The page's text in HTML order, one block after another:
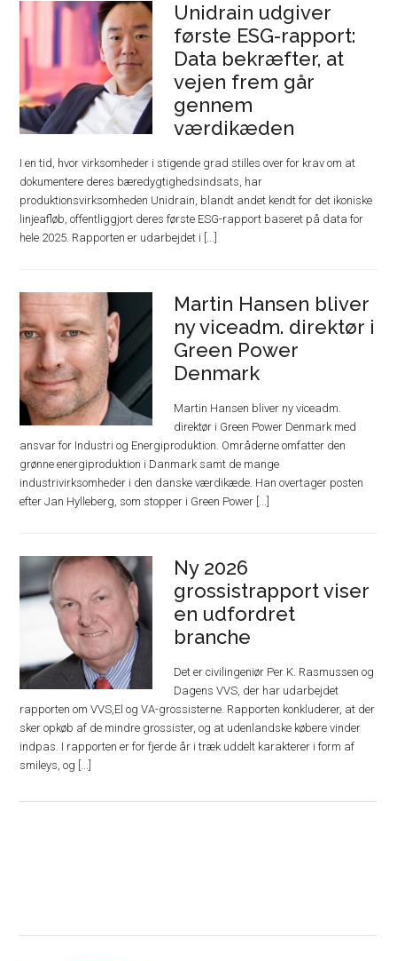
Unidrain udgiver
første ESG-rapport:
Data bekræfter, at
vejen frem går
gennem
værdikæden
I en tid, hvor virksomheder i stigende grad stilles over for krav om at
dokumentere deres bæredygtighedsindsats, har
produktionsvirksomheden Unidrain, blandt andet kendt for det ikoniske
linjeafløb, offentliggjort deres første ESG-rapport baseret på data for
hele 2025. Rapporten er udarbejdet i [...]
Martin Hansen bliver
ny viceadm. direktør i
Green Power
Denmark
Martin Hansen bliver ny viceadm.
direktør i Green Power Denmark med
ansvar for Industri og Energiproduktion. Områderne omfatter den
grønne energiproduktion i Danmark samt de mange
industrivirksomheder i den danske værdikæde. Han overtager posten
efter Jan Hylleberg, som stopper i Green Power [...]
Ny 2026
grossistrapport viser
en udfordret
branche
Det er civilingeniør Per K. Rasmussen og
Dagens VVS, der har udarbejdet
rapporten om VVS,El og VA-grossisterne. Rapporten konkluderer, at der
sker opkøb af de mindre grossister, og at udenlandske købere vinder
indpas. I rapporten er for fjerde år i træk uddelt karakterer i form af
smileys, og [...]